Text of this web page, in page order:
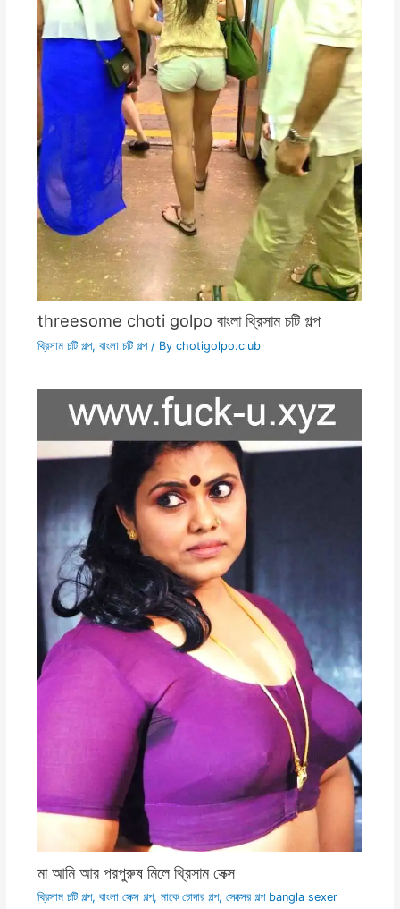
threesome choti golpo বাংলা থ্রিসাম চটি গল্প
থ্রিসাম চটি গল্প, বাংলা চটি গল্প/ By chotigolpo.club
মা আমি আর পরপুরুষ মিলে থ্রিসাম সেক্স
থ্রিসাম চটি গল্প, বাংলা সেক্স গল্প, মাকে চোদার গল্প, সেক্সের গল্প bangla sexer